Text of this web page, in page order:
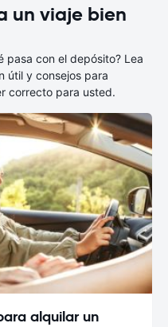
un viaje bien
pasa con el depósito? Lea
útil y consejos para
correcto para usted.
alquilar un